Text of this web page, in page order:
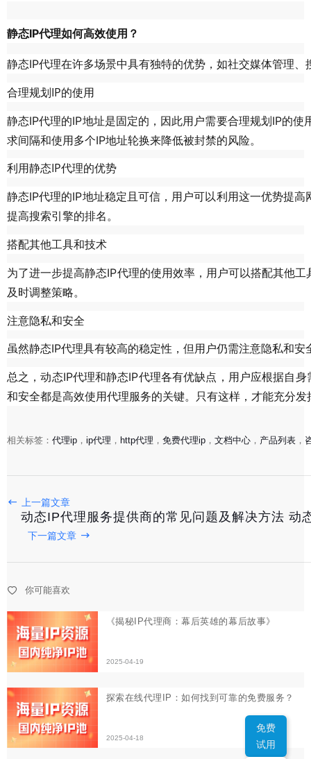
静态IP代理如何高效使用？
静态IP代理在许多场景中具有独特的优势，如社交媒体管理
合理规划IP的使用
静态IP代理的IP地址是固定的，因此用户需要合理规划IP的
求间隔和使用多个IP地址轮换来降低被封禁的风险。
利用静态IP代理的优势
静态IP代理的IP地址稳定且可信，用户可以利用这一优势提
提高搜索引擎的排名。
搭配其他工具和技术
为了进一步提高静态IP代理的使用效率，用户可以搭配其他
及时调整策略。
注意隐私和安全
虽然静态IP代理具有较高的稳定性，但用户仍需注意隐私和
总之，动态IP代理和静态IP代理各有优缺点，用户应根据自
和安全都是高效使用代理服务的关键。只有这样，才能充分
相关标签： 代理ip ， ip代理 ， http代理 ， 免费代理ip ， 文档中心 ， 产品列表 ，
上一篇文章
动态IP代理服务提供商的常见问题及解决方法
下一篇文章
你可能喜欢
免费
试用